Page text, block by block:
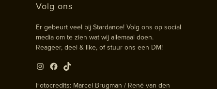
Volg ons
Er gebeurt veel bij Stardance! Volg ons op social
media om te zien wat wij allemaal doen.
Reageer, deel & like, of stuur ons een DM!
Instagram
Facebook
TikTok
Fotocredits: Marcel Brugman / René van den